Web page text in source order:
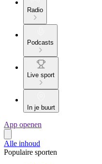
Radio
Podcasts
Live sport
In je buurt
App openen
Alle inhoud
Populaire sporten